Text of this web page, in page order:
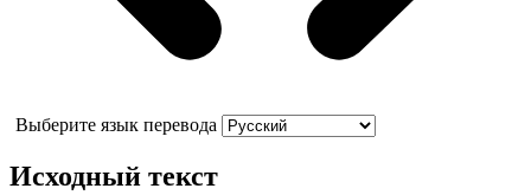
Выберите язык перевода
Исходный текст